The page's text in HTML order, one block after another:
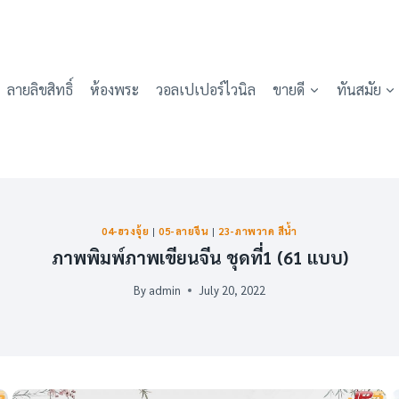
ลายลิขสิทธิ์ ห้องพระ วอลเปเปอร์ไวนิล ขายดี ทันสมัย
04-ฮวงจุ้ย |05-ลายจีน | 23-ภาพวาด สีน้ำ
ภาพพิมพ์ภาพเขียนจีน ชุดที่1 (61 แบบ)
By admin July 20, 2022